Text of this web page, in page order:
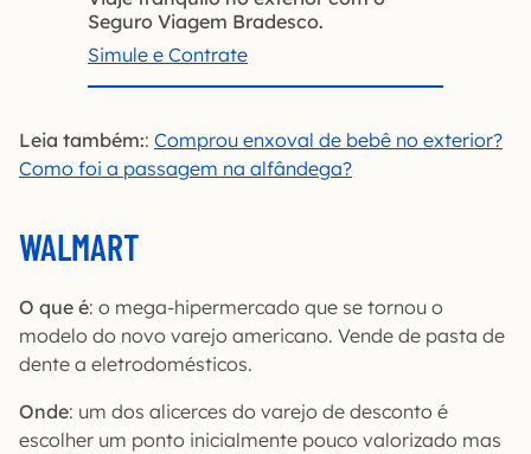
Seguro Viagem Bradesco.
Simule e Contrate
Leia também:: Comprou enxoval de bebê no exterior?
Como foi a passagem na alfândega?
WALMART
O que é: o mega-hipermercado que se tornou o
modelo do novo varejo americano. Vende de pasta de
dente a eletrodomésticos.
Onde: um dos alicerces do varejo de desconto é
escolher um ponto inicialmente pouco valorizado mas